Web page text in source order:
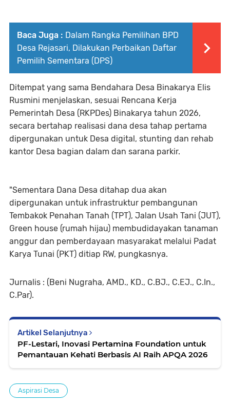
Baca Juga : Dalam Rangka Pemilihan BPD
Desa Rejasari, Dilakukan Perbaikan Daftar
Pemilih Sementara (DPS)
Ditempat yang sama Bendahara Desa Binakarya Elis
Rusmini menjelaskan, sesuai Rencana Kerja
Pemerintah Desa (RKPDes) Binakarya tahun 2026,
secara bertahap realisasi dana desa tahap pertama
dipergunakan untuk Desa digital, stunting dan rehab
kantor Desa bagian dalam dan sarana parkir.
"Sementara Dana Desa ditahap dua akan
dipergunakan untuk infrastruktur pembangunan
Tembakok Penahan Tanah (TPT), Jalan Usah Tani (JUT),
Green house (rumah hijau) membudidayakan tanaman
anggur dan pemberdayaan masyarakat melalui Padat
Karya Tunai (PKT) ditiap RW, pungkasnya.
Jurnalis : (Beni Nugraha, AMD., KD., C.BJ., C.EJ., C.In.,
C.Par).
Artikel Selanjutnya
PF-Lestari, Inovasi Pertamina Foundation untuk
Pemantauan Kehati Berbasis AI Raih APQA 2026
Aspirasi Desa